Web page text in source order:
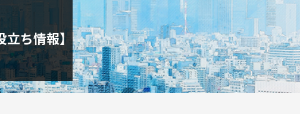
ち情報】